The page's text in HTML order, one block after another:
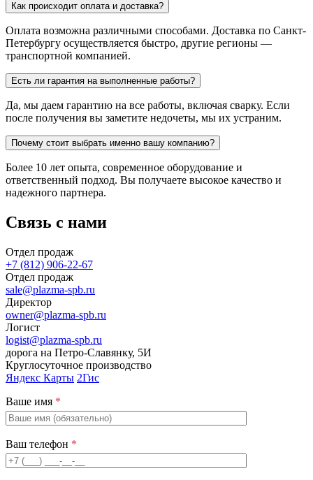
Как происходит оплата и доставка?
Оплата возможна различными способами. Доставка по Санкт-
Петербургу осуществляется быстро, другие регионы —
транспортной компанией.
Есть ли гарантия на выполненные работы?
Да, мы даем гарантию на все работы, включая сварку. Если
после получения вы заметите недочеты, мы их устраним.
Почему стоит выбрать именно вашу компанию?
Более 10 лет опыта, современное оборудование и
ответственный подход. Вы получаете высокое качество и
надежного партнера.
Связь с нами
Отдел продаж
+7 (812) 906-22-67
Отдел продаж
sale@plazma-spb.ru
Директор
owner@plazma-spb.ru
Логист
logist@plazma-spb.ru
дорога на Петро-Славянку, 5И
Круглосуточное производство
Яндекс Карты 2Гис
Ваше имя *
Ваш телефон *